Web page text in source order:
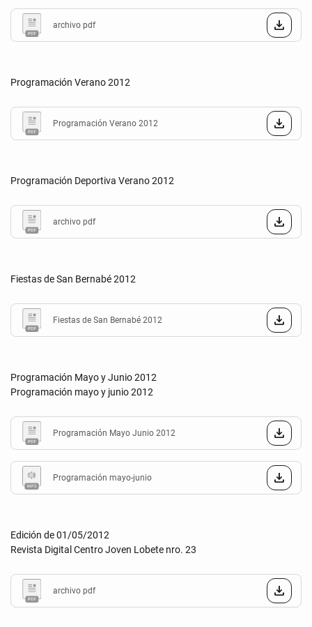
archivo pdf
Programación Verano 2012
Programación Verano 2012
Programación Deportiva Verano 2012
archivo pdf
Fiestas de San Bernabé 2012
Fiestas de San Bernabé 2012
Programación Mayo y Junio 2012
Programación mayo y junio 2012
Programación Mayo Junio 2012
Programación mayo-junio
Edición de 01/05/2012
Revista Digital Centro Joven Lobete nro. 23
archivo pdf